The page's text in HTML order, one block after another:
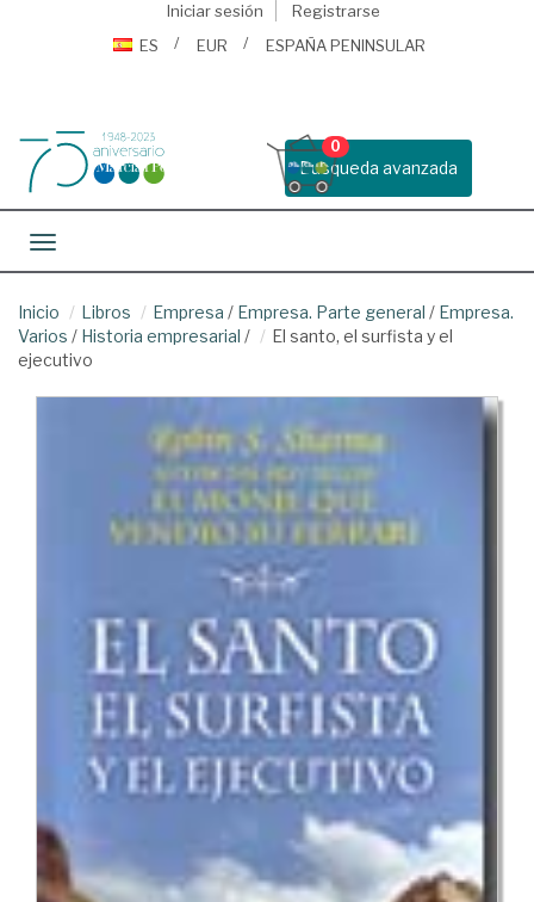
Iniciar sesión
Registrarse
ES
EUR ESPAÑA PENINSULAR
Busqueda avanzada
0
Toggle navigation
Inicio Libros Empresa / Empresa. Parte general / Empresa.
Varios / Historia empresarial /
El santo, el surfista y el
ejecutivo